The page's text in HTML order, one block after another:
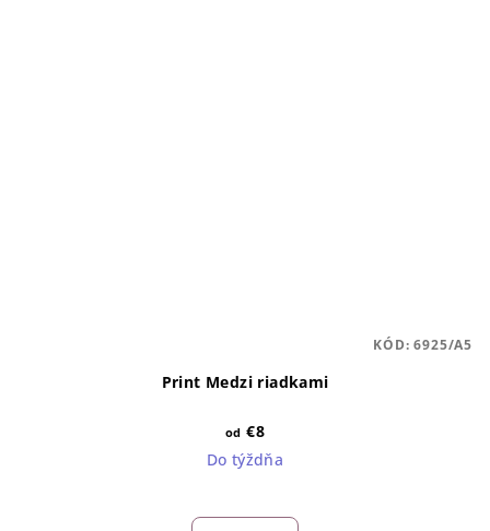
Print Medzi riadkami
od €8
Do týždňa
KÓD:6925/A5